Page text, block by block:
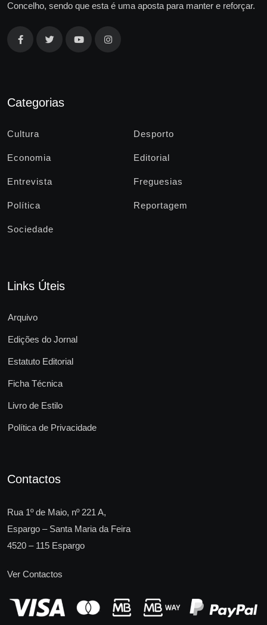
Concelho, sendo que esta é uma aposta para manter e reforçar.
Categorias
Cultura Desporto
Economia Editorial
Entrevista Freguesias
Política Reportagem
Sociedade
Links Úteis
Arquivo
Edições do Jornal
Estatuto Editorial
Ficha Técnica
Livro de Estilo
Política de Privacidade
Contactos
Rua 1º de Maio, nº 221 A,
Espargo – Santa Maria da Feira
4520 – 115 Espargo
Ver Contactos